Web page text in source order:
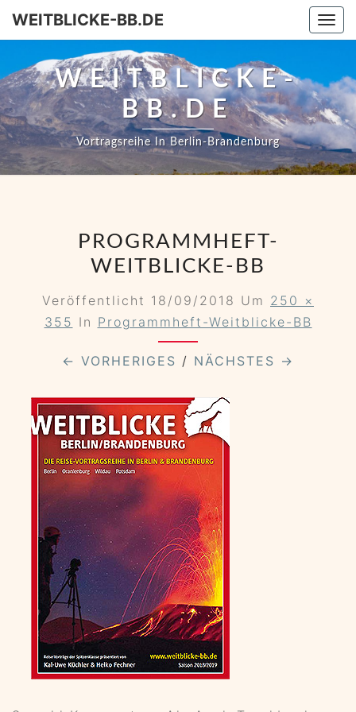
WEITBLICKE-BB.DE
WEITBLICKE-
BB.DE
Vortragsreihe In Berlin-Brandenburg
PROGRAMMHEFT-
WEITBLICKE-BB
Veröffentlicht 18/09/2018 Um 250 ×
355 In Programmheft-Weitblicke-BB
← VORHERIGES / NÄCHSTES →